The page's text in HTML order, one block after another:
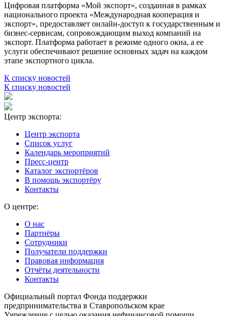
Цифровая платформа «Мой экспорт», созданная в рамках
национального проекта «Международная кооперация и
экспорт», предоставляет онлайн-доступ к государственным и
бизнес-сервисам, сопровождающим выход компаний на
экспорт. Платформа работает в режиме одного окна, а ее
услуги обеспечивают решение основных задач на каждом
этапе экспортного цикла.
К списку новостей
К списку новостей
Центр экспорта:
Центр экспорта
Список услуг
Календарь мероприятий
Пресс-центр
Каталог экспортёров
В помощь экспортёру
Контакты
О центре:
О нас
Партнёры
Сотрудники
Получатели поддержки
Правовая информация
Отчёты деятельности
Контакты
Официальный портал Фонда поддержки
предпринимательства в Ставропольском крае